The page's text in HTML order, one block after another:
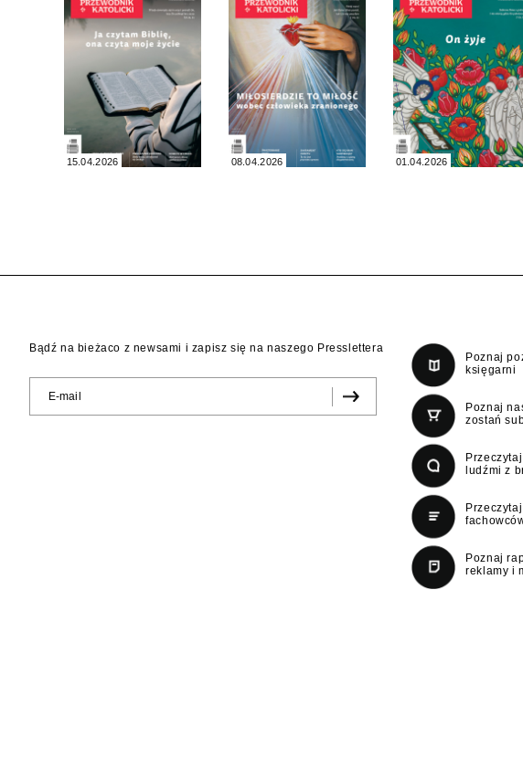
15.04.2026 08.04.2026 01.04.2026
Bądź na bieżaco z newsami i zapisz się na naszego Presslettera
Poznaj
księgarni
Poznaj
zostań
ludźmi z
Poznaj
reklamy i